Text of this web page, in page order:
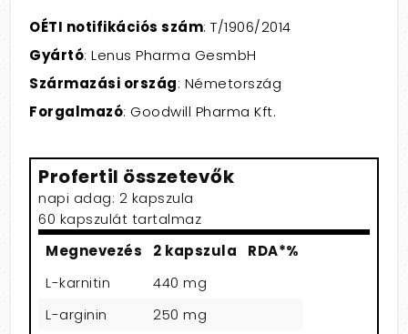
OÉTI notifikációs szám: T/1906/2014
Gyártó: Lenus Pharma GesmbH
Származási ország: Németország
Forgalmazó: Goodwill Pharma Kft.
Profertil összetevők
napi adag: 2 kapszula
60 kapszulát tartalmaz
Megnevezés
2 kapszula
RDA*%
L-karnitin
440 mg
L-arginin
250 mg